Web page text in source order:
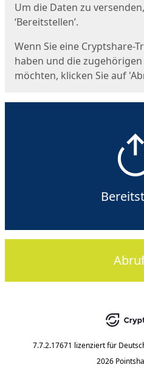
Um die Daten zu
‘Bereitstellen’.
Wenn Sie eine Cryptshare-
haben und die
möchten, klicken Sie auf
7.7.2.17671 lizenziert für
2026